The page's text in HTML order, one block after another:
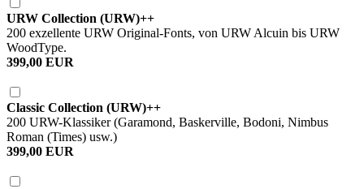
URW Collection (URW)++
200 exzellente URW Original-Fonts, von URW Alcuin bis URW
WoodType.
399,00 EUR
Classic Collection (URW)++
200 URW-Klassiker (Garamond, Baskerville, Bodoni, Nimbus
Roman (Times) usw.)
399,00 EUR